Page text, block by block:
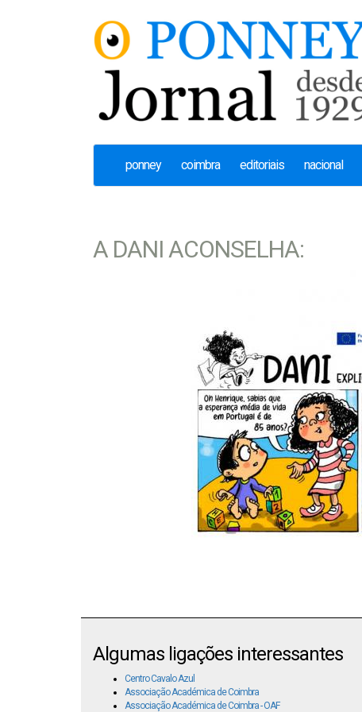
ponney coimbra editoriais nacional
A DANI ACONSELHA:
Algumas ligações interessantes
Centro Cavalo Azul
Associação Académica de Coimbra
Associação Académica de Coimbra - OAF